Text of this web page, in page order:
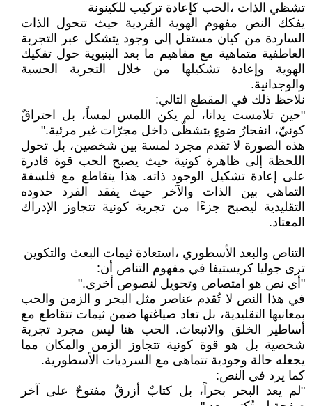
تشظي الذات ،الحب كإعادة تركيب للكينونة
يفكك النص مفهوم الهوية الفردية حيث تتحول الذات
الساردة من كيان مستقل إلى وجود يتشكل عبر التجربة
العاطفية متماهية مع مفاهيم ما بعد البنيوية حول تفكيك
الهوية وإعادة تشكيلها من خلال التجربة الحسية
والوجدانية.
نلاحظ ذلك في المقطع التالي:
"حين تلامست يدانا، لم يكن اللمس لمساً، بل احتراقٌ
كونيّ، انفجارُ ضوءٍ يتشظّى داخل مجرّات غير مرئية."
هذه الصورة لا تقدم مجرد لمسة بين شخصين، بل تحول
اللحظة إلى ظاهرة كونية حيث يصبح الحب قوة قادرة
على إعادة تشكيل الوجود ذاته. هذا يتقاطع مع فلسفة
التماهي بين الذات والآخر حيث يفقد الفرد حدوده
التقليدية ليصبح جزءًا من تجربة كونية تتجاوز الإدراك
المعتاد.
التناص والبعد الأسطوري ،استعادة ثيمات البعث والتكوين
ترى جوليا كريستيفا في مفهوم التناص أن:
"أي نص هو امتصاص وتحويل لنصوص أخرى."
في هذا النص لا تُقدم عناصر مثل البحر و الزمن والحب
بمعانيها التقليدية، بل تعاد صياغتها ضمن ثيمات تتقاطع مع
أساطير الخلق والانبعاث. الحب هنا ليس مجرد تجربة
شخصية بل هو قوة كونية تتجاوز الزمن والمكان مما
يجعله حالة وجودية تتماهى مع السرديات الأسطورية.
كما يرد في النص:
"لم يعد البحر بحراً، بل كتابٌ أزرقٌ مفتوحٌ على آخر